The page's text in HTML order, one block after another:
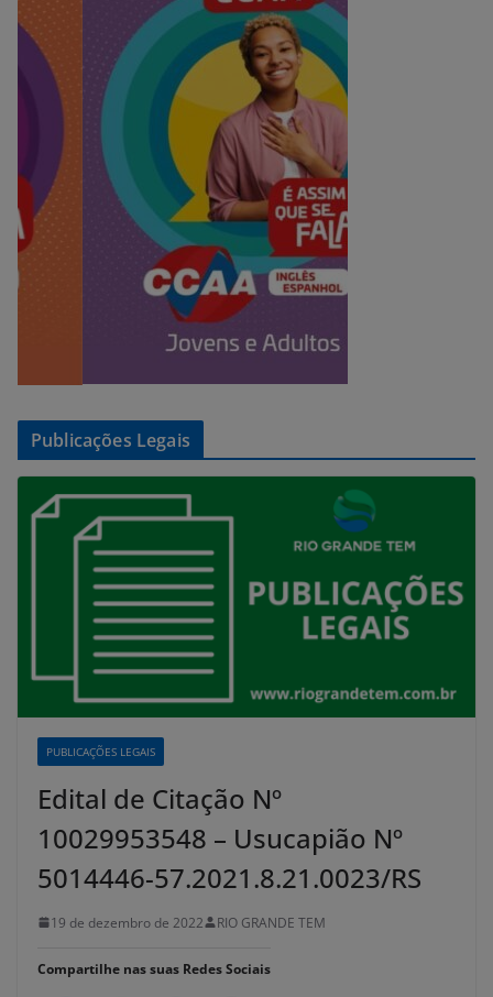
Publicações Legais
PUBLICAÇÕES LEGAIS
Edital de Citação Nº
10029953548 – Usucapião Nº
5014446-57.2021.8.21.0023/RS
19 de dezembro de 2022 RIO GRANDE TEM
Compartilhe nas suas Redes Sociais